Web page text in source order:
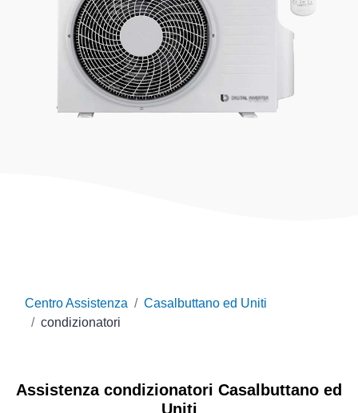
Centro Assistenza
Casalbuttano ed Uniti
condizionatori
Assistenza condizionatori Casalbuttano ed
Uniti